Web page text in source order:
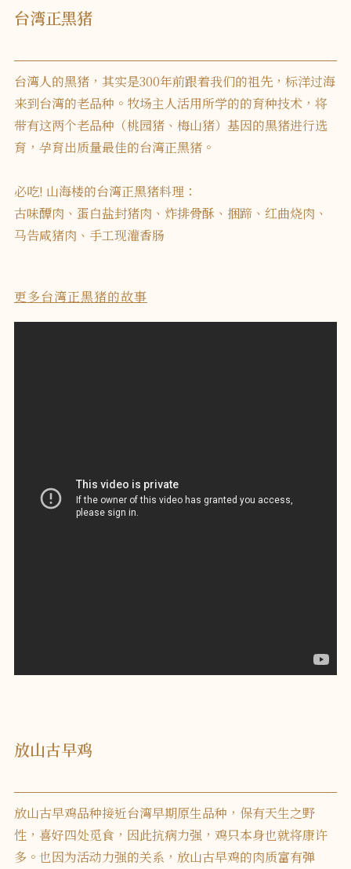
台湾正黑猪
台湾人的黑猪，其实是300年前跟着我们的祖先，标洋过海
来到台湾的老品种。牧场主人活用所学的的育种技术，将
带有这两个老品种（桃园猪、梅山猪）基因的黑猪进行选
育，孕育出质量最佳的台湾正黑猪。
必吃! 山海楼的台湾正黑猪料理：
古味醰肉、蛋白盐封猪肉、炸排骨酥、捆蹄、红曲烧肉、
马告咸猪肉、手工现灌香肠
更多台湾正黑猪的故事
放山古早鸡
放山古早鸡品种接近台湾早期原生品种，保有天生之野
性，喜好四处觅食，因此抗病力强，鸡只本身也就将康许
多。也因为活动力强的关系，放山古早鸡的肉质富有弹